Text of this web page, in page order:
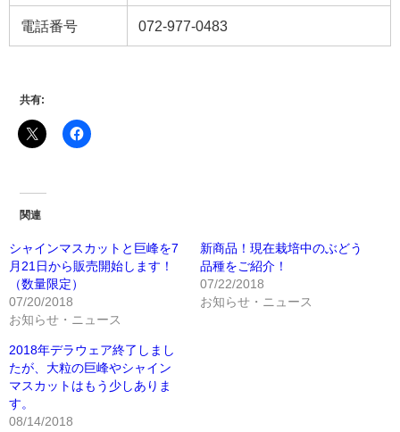
電話番号 072-977-0483
共有:
関連
シャインマスカットと巨峰を7
月21日から販売開始します！
（数量限定）
07/20/2018
お知らせ・ニュース
新商品！現在栽培中のぶどう
品種をご紹介！
07/22/2018
お知らせ・ニュース
2018年デラウェア終了しまし
たが、大粒の巨峰やシャイン
マスカットはもう少しありま
す。
08/14/2018